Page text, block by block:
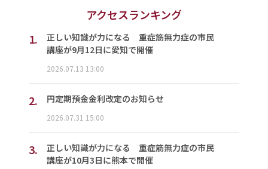
アクセスランキング
1.
正しい知識が力になる 重症筋無力症の市民
講座が9月12日に愛知で開催
2026.07.13 13:00
2. 円定期預金金利改定のお知らせ
2026.07.31 15:00
3.
正しい知識が力になる 重症筋無力症の市民
講座が10月3日に熊本で開催